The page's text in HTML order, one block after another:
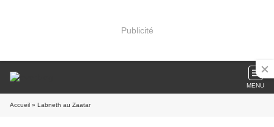
Publicité
MENU
Accueil » Labneth au Zaatar